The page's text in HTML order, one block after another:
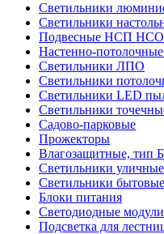
Светильники
Светильники
Подвесные НСП
Настенно-
Светильники ЛПО
Светильники
Светильники LED
Светильники
Садово-парковые
Прожекторы
Влагозащитные,
Светильники
Светильники бытовые
Блоки питания
Светодиодные модули
Подсветка для